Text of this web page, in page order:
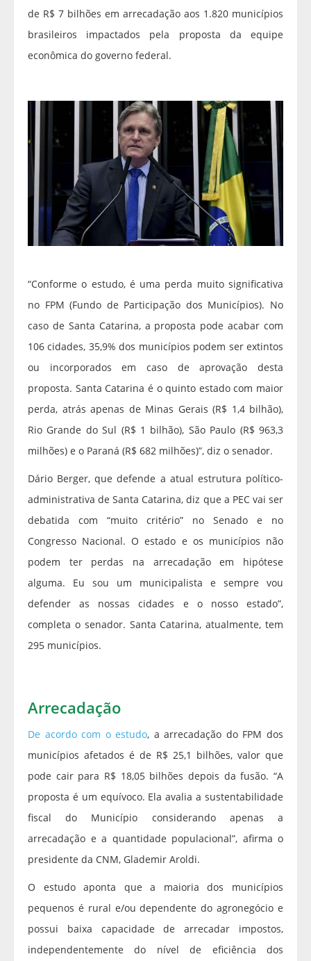
de R$ 7 bilhões em arrecadação aos 1.820 municípios
brasileiros impactados pela proposta da equipe
econômica do governo federal.
“Conforme o estudo, é uma perda muito significativa
no FPM (Fundo de Participação dos Municípios). No
caso de Santa Catarina, a proposta pode acabar com
106 cidades, 35,9% dos municípios podem ser extintos
ou incorporados em caso de aprovação desta
proposta. Santa Catarina é o quinto estado com maior
perda, atrás apenas de Minas Gerais (R$ 1,4 bilhão),
Rio Grande do Sul (R$ 1 bilhão), São Paulo (R$ 963,3
milhões) e o Paraná (R$ 682 milhões)”, diz o senador.
Dário Berger, que defende a atual estrutura político-
administrativa de Santa Catarina, diz que a PEC vai ser
debatida com “muito critério” no Senado e no
Congresso Nacional. O estado e os municípios não
podem ter perdas na arrecadação em hipótese
alguma. Eu sou um municipalista e sempre vou
defender as nossas cidades e o nosso estado”,
completa o senador. Santa Catarina, atualmente, tem
295 municípios.
Arrecadação
De acordo com o estudo, a arrecadação do FPM dos
municípios afetados é de R$ 25,1 bilhões, valor que
pode cair para R$ 18,05 bilhões depois da fusão. “A
proposta é um equívoco. Ela avalia a sustentabilidade
fiscal do Município considerando apenas a
arrecadação e a quantidade populacional”, afirma o
presidente da CNM, Glademir Aroldi.
O estudo aponta que a maioria dos municípios
pequenos é rural e/ou dependente do agronegócio e
possui baixa capacidade de arrecadar impostos,
independentemente do nível de eficiência dos